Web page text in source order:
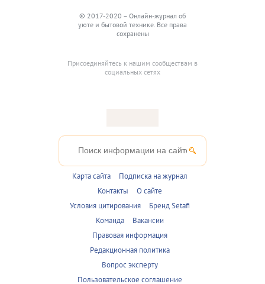
© 2017-2020 – Онлайн-журнал об
уюте и бытовой технике. Все права
сохранены
Присоединяйтесь к нашим сообществам в
социальных сетях
Карта сайта
Подписка на журнал
Контакты
О сайте
Условия цитирования
Бренд Setafi
Команда
Вакансии
Правовая информация
Редакционная политика
Вопрос эксперту
Пользовательское соглашение